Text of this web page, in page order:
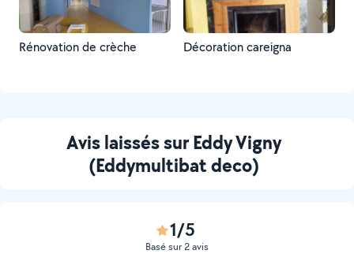
Rénovation de crèche Décoration careigna
Avis laissés sur Eddy Vigny
(Eddymultibat deco)
1/5
Basé sur 2 avis